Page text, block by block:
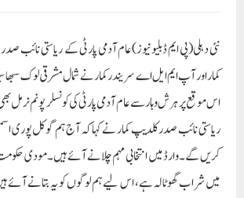
نئی دہلی(پی ایم ڈبلیو نیوز)عام آدمی پارٹی کے ریاستی نائب
کمار اور آپ ایم ایل اے سریندر کمار نے شمال مشرقی لوک سبھا
اس موقع پر ہرش وہار سے عام آدمی پارٹی کی کونسلر پونم
ریاستی نائب صدر کلدیپ کمار نے کہا کہ آج ہم گوکل پوری
کریں گے۔وارڈ میں انتخابی مہم چلانے آئے ہیں۔ مودی حکومت
میں شراب گھوٹالہ ہے، اس لیے ہم لوگوں کو یہ بتانے آئے